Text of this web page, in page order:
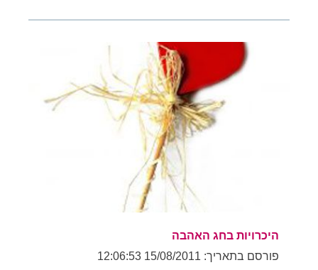
היכרויות בחג האהבה
פורסם בתאריך: 15/08/2011 12:06:53